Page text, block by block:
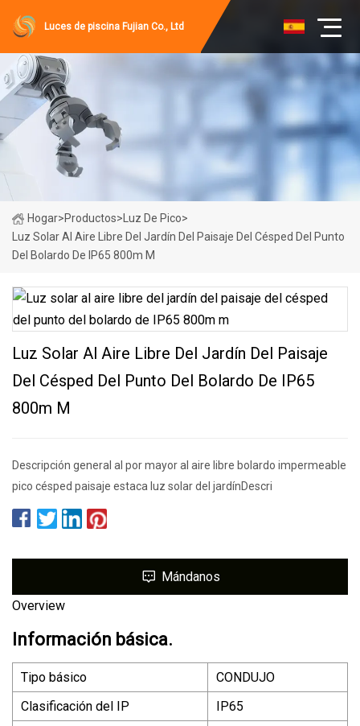
Luces de piscina Fujian Co., Ltd
Hogar>Productos> Luz De Pico>
Luz Solar Al Aire Libre Del Jardín Del Paisaje Del Césped Del Punto
Del Bolardo De IP65 800m M
Luz Solar Al Aire Libre Del Jardín Del Paisaje
Del Césped Del Punto Del Bolardo De IP65
800m M
Descripción general al por mayor al aire libre bolardo impermeable
pico césped paisaje estaca luz solar del jardínDescri
Mándanos
Overview
Información básica.
Tipo básico
CONDUJO
Clasificación del IP
IP65